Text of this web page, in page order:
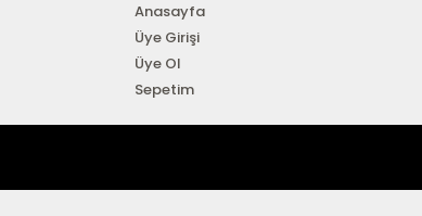
Anasayfa
Üye Girişi
Üye Ol
Sepetim